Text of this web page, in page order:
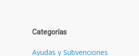
Categorías
Ayudas y Subvenciones